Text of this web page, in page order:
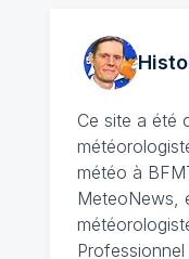
Ce site a été
météo à
MeteoNews,